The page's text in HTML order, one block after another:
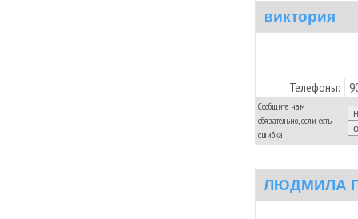
виктория
Телефоны:
Сообщите нам
обязательно, если есть
ошибка:
ЛЮДМИЛА